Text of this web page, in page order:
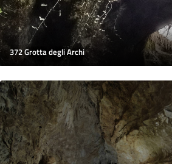
372 Grotta degli Archi